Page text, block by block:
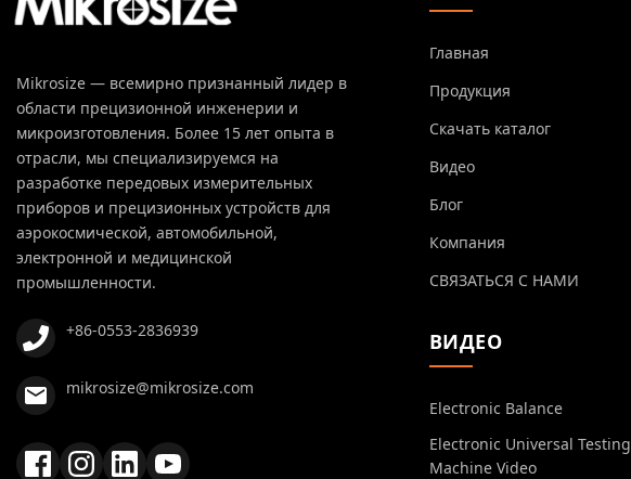
Mikrosize — всемирно признанный лидер в
области прецизионной инженерии и
микроизготовления. Более 15 лет опыта в
отрасли, мы специализируемся на
разработке передовых измерительных
приборов и прецизионных устройств для
аэрокосмической, автомобильной,
электронной и медицинской
промышленности.
+86-0553-2836939
mikrosize@mikrosize.com
Главная
Продукция
Скачать каталог
Видео
Блог
Компания
СВЯЗАТЬСЯ С НАМИ
ВИДЕО
Electronic Balance
Electronic Universal Testing
Machine Video